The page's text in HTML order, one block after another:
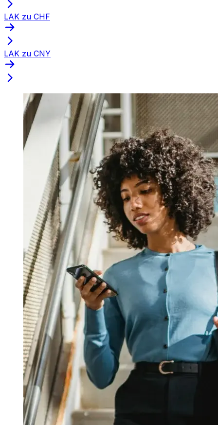
LAK zu CHF
LAK zu CNY